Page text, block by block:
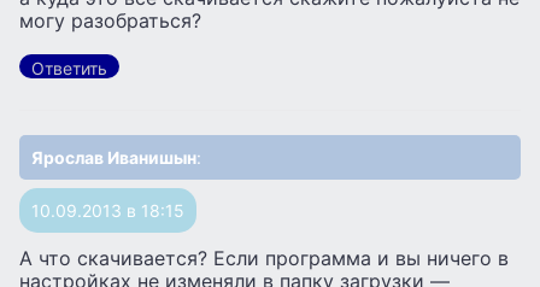
могу разобраться?
Ответить
Ярослав Иванишын:
10.09.2013 в 18:15
А что скачивается? Если программа и вы ничего в
настройках не изменяли в папку загрузки —